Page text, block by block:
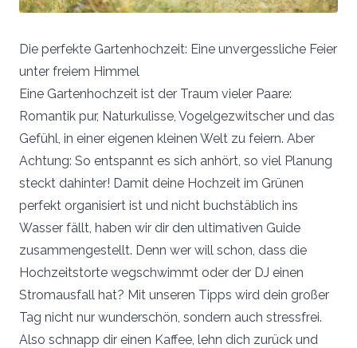
Die perfekte Gartenhochzeit: Eine unvergessliche Feier
unter freiem Himmel
Eine Gartenhochzeit ist der Traum vieler Paare:
Romantik pur, Naturkulisse, Vogelgezwitscher und das
Gefühl, in einer eigenen kleinen Welt zu feiern. Aber
Achtung: So entspannt es sich anhört, so viel Planung
steckt dahinter! Damit deine Hochzeit im Grünen
perfekt organisiert ist und nicht buchstäblich ins
Wasser fällt, haben wir dir den ultimativen Guide
zusammengestellt. Denn wer will schon, dass die
Hochzeitstorte wegschwimmt oder der DJ einen
Stromausfall hat? Mit unseren Tipps wird dein großer
Tag nicht nur wunderschön, sondern auch stressfrei.
Also schnapp dir einen Kaffee, lehn dich zurück und